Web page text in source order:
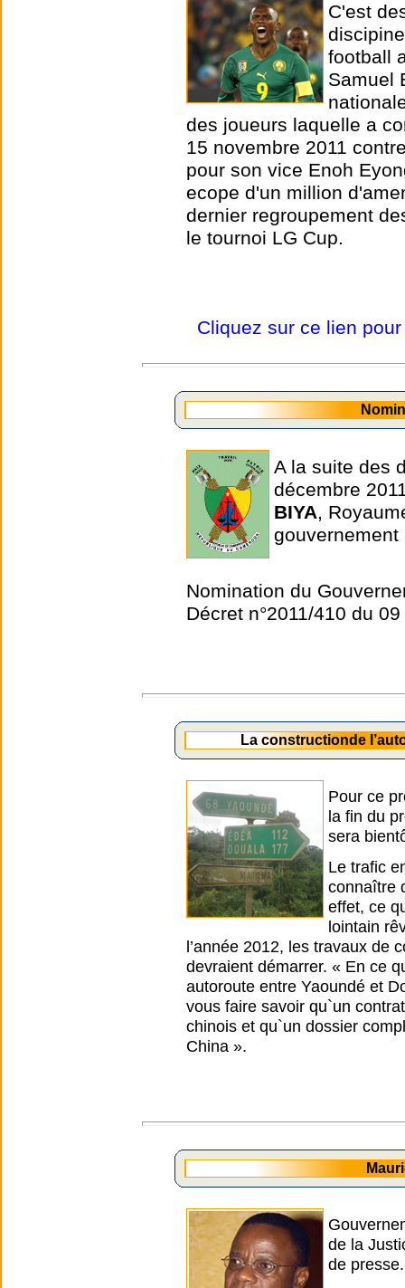
C'est
football
Samuel
des joueurs laquelle a
15 novembre 2011
pour son vice Enoh
ecope d'un million
dernier regroupement
le tournoi LG Cup.
Cliquez sur ce lien
A la suite des
décembre
BIYA,
Nomination du
Décret n°2011/410 du
La constructionde
Pour ce
la fin du
sera
Le trafic
connaître
effet, ce
lointain
l’année 2012, les travaux de
devraient démarrer. « En ce
autoroute entre Yaoundé et
vous faire savoir qu`un
chinois et qu`un dossier
China ».
de la
de presse.